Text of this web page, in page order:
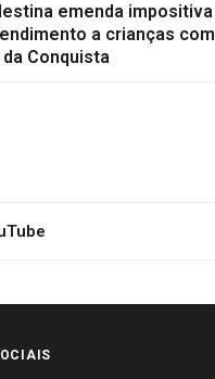
emenda impositiva
a crianças com
Conquista